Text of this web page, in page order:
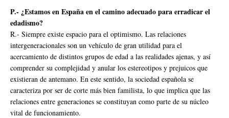
P.- ¿Estamos en España en el camino adecuado para erradicar el
edadismo?
R.- Siempre existe espacio para el optimismo. Las relaciones
intergeneracionales son un vehículo de gran utilidad para el
acercamiento de distintos grupos de edad a las realidades ajenas, y así
comprender su complejidad y anular los estereotipos y prejuicos que
existieran de antemano. En este sentido, la sociedad española se
caracteriza por ser de corte más bien familista, lo que implica que las
relaciones entre generaciones se constituyan como parte de su núcleo
vital de funcionamiento.